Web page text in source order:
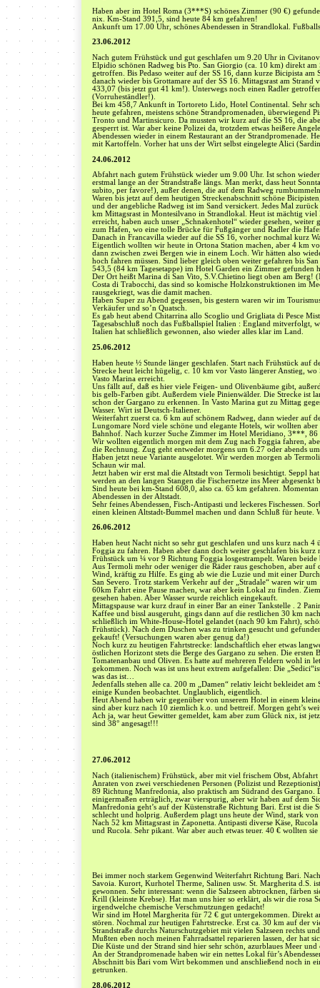
Haben aber im Hotel Roma (3***S) schönes Zimmer (90 €)
nix. Km-Stand 391,5, sind heute 84 km gefahren!
Ankunft um 17.00 Uhr, schönes Abendessen in Strandlokal.
23.06.2012
Nach gutem Frühstück und gut geschlafen um 9.20 Uhr in
Elpidio schönen Radweg bis Pto. San Giorgio (ca. 10 km) direkt am
getroffen. Bis Pedaso weiter auf der SS 16, dann kurze Bicipista am
danach wieder bis Grottamare auf der SS 16. Mittagsrast am
433,07 (bis jetzt gut 41 km!). Unterwegs noch einen Radler
(Vorruheständler!).
Bei km 458,7 Ankunft in Tortoreto Lido, Hotel Continental. Sehr
heute gefahren, meistens schöne Strandpromenaden, überwiegend
Tronto und Martinsicuro. Da mussten wir kurz auf die SS 16, die
gesperrt ist. War aber keine Polizei da, trotzdem etwas heißere
Abendessen wieder in einem Restaurant an der Strandpromenade.
mit Kartoffeln. Vorher hat uns der Wirt selbst eingelegte Alici
24.06.2012
Abfahrt nach gutem Frühstück wieder um 9.00 Uhr. Ist schon
erstmal lange an der Strandstraße längs. Man merkt, dass heut
subito, per favore!), außer denen, die auf dem Radweg
Waren bis jetzt auf dem heutigen Streckenabschnitt schöne
und der angebliche Radweg ist im Sand versickert. Jedes Mal
km Mittagsrast in Montesilvano in Strandlokal. Heut ist mächtig viel
erreicht, haben auch unser „Schnakenhotel“ wieder gesehen,
zum Hafen, wo eine tolle Brücke für Fußgänger und Radler die
Danach in Francavilla wieder auf die SS 16, vorher nochmal kurz
Eigentlich wollten wir heute in Ortona Station machen, aber 4 km
dann zwischen zwei Bergen wie in einem Loch. Wir hätten also
hoch fahren müssen. Sind lieber gleich oben weiter gefahren bis
543,5 (84 km Tagesetappe) im Hotel Garden ein Zimmer gefunden
Der Ort heißt Marina di San Vito, S.V.Chietino liegt oben am Berg!
Costa di Trabocchi, das sind so komische Holzkonstruktionen im
rausgekriegt, was die damit machen.
Haben Super zu Abend gegessen, bis gestern waren wir im
Verkäufer und so’n Quatsch.
Es gab heut abend Chitarrina allo Scoglio und Grigliata di Pesce
Tagesabschluß noch das Fußballspiel Italien : England mitverfolgt,
Italien hat schließlich gewonnen, also wieder alles klar im Land.
25.06.2012
Haben heute ½ Stunde länger geschlafen. Start nach Frühstück auf
Strecke heut leicht hügelig, c. 10 km vor Vasto längerer Anstieg,
Vasto Marina erreicht.
Uns fällt auf, daß es hier viele Feigen- und Olivenbäume gibt,
bis gelb-Farben gibt. Außerdem viele Pinienwälder. Die Strecke ist
schon der Gargano zu erkennen. In Vasto Marina gut zu Mittag
Wasser. Wirt ist Deutsch-Italiener.
Weiterfahrt zuerst ca. 6 km auf schönem Radweg, dann wieder auf
Lungomare Nord viele schöne und elegante Hotels, wir wollten
Bahnhof. Nach kurzer Suche Zimmer im Hotel Meridiano, 3***,
Wir wollten eigentlich morgen mit dem Zug nach Foggia fahren,
die Rechnung. Zug geht entweder morgens um 6.27 oder abends
Haben jetzt neue Variante ausgelotet. Wir werden morgen ab
Schaun wir mal.
Jetzt haben wir erst mal die Altstadt von Termoli besichtigt. Seppl
werden an den langen Stangen die Fischernetze ins Meer abgesenkt
Sind heute bei km-Stand 608,0, also ca. 65 km gefahren.
Abendessen in der Altstadt.
Sehr feines Abendessen, Fisch-Antipasti und leckeres Fischessen.
einen kleinen Altstadt-Bummel machen und dann Schluß für heute.
26.06.2012
Haben heut Nacht nicht so sehr gut geschlafen und uns kurz nach
Foggia zu fahren. Haben aber dann doch weiter geschlafen bis
Frühstück um ¼ vor 9 Richtung Foggia losgestrampelt. Waren beide
Aus Termoli mehr oder weniger die Räder raus geschoben, aber
Wind, kräftig zu Hilfe. Es ging ab wie die Luzie und mit einer
San Severo. Trotz starkem Verkehr auf der „Stradale“ waren wir
60km Fahrt eine Pause machen, war aber kein Lokal zu finden.
gesehen haben. Aber Wasser wurde reichlich eingekauft.
Mittagspause war kurz drauf in einer Bar an einer Tankstelle . 2
Kaffee und bissl ausgeruht, gings dann auf die restlichen 30 km
schließlich im White-House-Hotel gelandet (nach 90 km Fahrt),
Frühstück). Nach dem Duschen was zu trinken gesucht und
gekauft! (Versuchungen waren aber genug da!)
Noch kurz zu heutigen Fahrtstrecke: landschaftlich eher etwas
östlichen Horizont stets die Berge des Gargano zu sehen. Die
Tomatenanbau und Oliven. Es hatte auf mehreren Feldern wohl in
gekommen. Noch was ist uns heut extrem aufgefallen: Die
was das ist…
Jedenfalls stehen alle ca. 200 m „Damen“ relativ leicht bekleidet
einige Kunden beobachtet. Unglaublich, eigentlich.
Heut Abend haben wir gegenüber von unserem Hotel in einem
sind aber kurz nach 10 ziemlich k.o. und bettreif. Morgen geht’s
Ach ja, war heut Gewitter gemeldet, kam aber zum Glück nix, ist
sind 38° angesagt!!!
27.06.2012
Nach (italienischem) Frühstück, aber mit viel frischem Obst,
Anraten von zwei verschiedenen Personen (Polizist und
89 Richtung Manfredonia, also praktisch am Südrand des
einigermaßen erträglich, zwar vierspurig, aber wir haben auf dem
Manfredonia geht’s auf der Küstenstraße Richtung Bari. Erst ist die
schlecht und holprig. Außerdem plagt uns heute der Wind, stark
Nach 52 km Mittagsrast in Zaponetta. Antipasti diverse Käse,
und Rucola. Sehr pikant. War aber auch etwas teuer. 40 € wollten
Bei immer noch starkem Gegenwind Weiterfahrt Richtung Bari.
Savoia. Kurort, Kurhotel Therme, Salinen usw. St. Margherita d.S.
gewonnen. Sehr interessant: wenn die Salzseen abtrocknen, färben
Krill (kleinste Krebse). Hat man uns hier so erklärt, als wir die rosa
irgendwelche chemische Verschmutzungen gedacht!
Wir sind im Hotel Margherita für 72 € gut untergekommen. Direkt
stören. Nochmal zur heutigen Fahrtstrecke. Erst ca. 30 km auf der
Strandstraße durchs Naturschutzgebiet mit vielen Salzseen rechts
Mußten eben noch meinen Fahrradsattel reparieren lassen, der hat
Die Küste und der Strand sind hier sehr schön, azurblaues Meer
An der Strandpromenade haben wir ein nettes Lokal für’s
Abschnitt bis Bari vom Wirt bekommen und anschließend noch in
getrunken.
28.06.2012